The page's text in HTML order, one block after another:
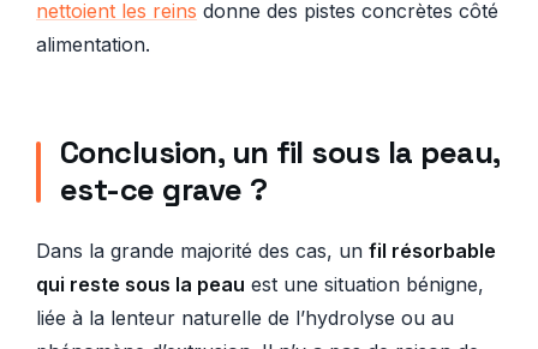
nettoient les reins donne des pistes concrètes côté
alimentation.
Conclusion, un fil sous la peau,
est-ce grave ?
Dans la grande majorité des cas, un fil résorbable
qui reste sous la peau est une situation bénigne,
liée à la lenteur naturelle de l’hydrolyse ou au